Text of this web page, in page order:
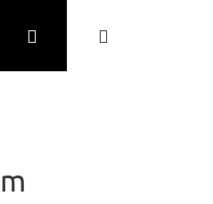
Akční ceny Nábytek Skladem
Přihlášení